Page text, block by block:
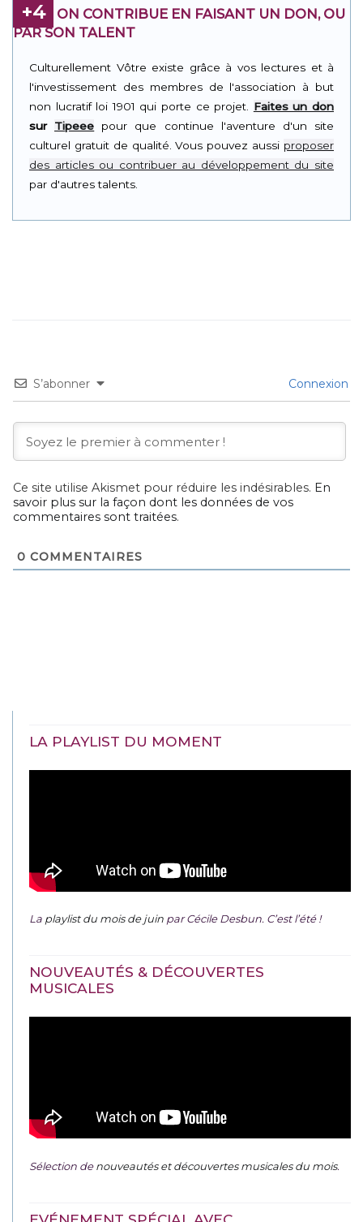
+4
ON CONTRIBUE EN FAISANT UN DON, OU
PAR SON TALENT
Culturellement Vôtre existe grâce à vos lectures et à
l'investissement des membres de l'association à but
non lucratif loi 1901 qui porte ce projet. Faites un don
sur Tipeee pour que continue l'aventure d'un site
culturel gratuit de qualité. Vous pouvez aussi proposer
des articles ou contribuer au développement du site
par d'autres talents.
S’abonner Connexion
Ce site utilise Akismet pour réduire les indésirables. En
savoir plus sur la façon dont les données de vos
commentaires sont traitées.
0 COMMENTAIRES
LA PLAYLIST DU MOMENT
La playlist du mois de juin par Cécile Desbun. C’est l’été !
NOUVEAUTÉS & DÉCOUVERTES
MUSICALES
Sélection denouveautés et découvertes musicales du mois.